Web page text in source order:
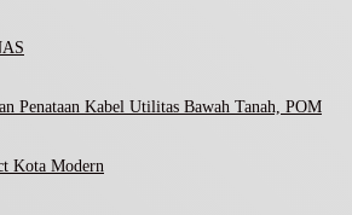
Penataan Kabel Utilitas Bawah Tanah, POM
Kota Modern